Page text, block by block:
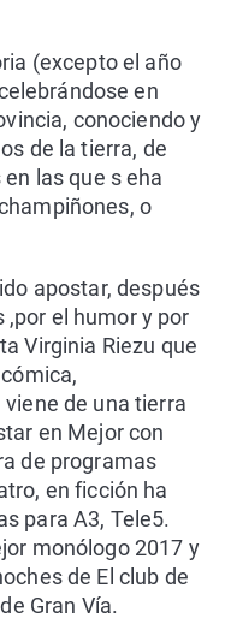
(excepto el año
en
conociendo y
de la tierra, de
las que s eha
o
apostar, después
el humor y por
Virginia Riezu que
de una tierra
en Mejor con
de programas
en ficción ha
para A3, Tele5.
monólogo 2017 y
de El club de
Gran Vía.